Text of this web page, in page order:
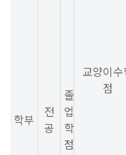
학부
전
공
졸
업
학
점
교양이
점